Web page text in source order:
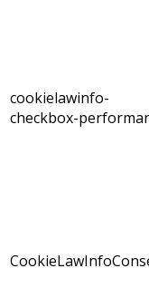
cookielawinfo-
checkbox-